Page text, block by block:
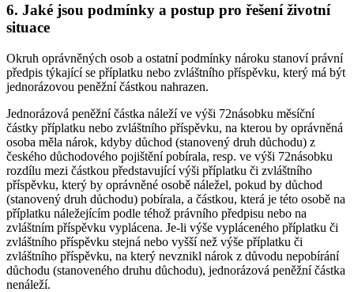
6. Jaké jsou podmínky a postup pro řešení životní
situace
Okruh oprávněných osob a ostatní podmínky nároku stanoví právní
předpis týkající se příplatku nebo zvláštního příspěvku, který má být
jednorázovou peněžní částkou nahrazen.
Jednorázová peněžní částka náleží ve výši 72násobku měsíční
částky příplatku nebo zvláštního příspěvku, na kterou by oprávněná
osoba měla nárok, kdyby důchod (stanovený druh důchodu) z
českého důchodového pojištění pobírala, resp. ve výši 72násobku
rozdílu mezi částkou představující výši příplatku či zvláštního
příspěvku, který by oprávněné osobě náležel, pokud by důchod
(stanovený druh důchodu) pobírala, a částkou, která je této osobě na
příplatku náležejícím podle téhož právního předpisu nebo na
zvláštním příspěvku vyplácena. Je-li výše vypláceného příplatku či
zvláštního příspěvku stejná nebo vyšší než výše příplatku či
zvláštního příspěvku, na který nevznikl nárok z důvodu nepobírání
důchodu (stanoveného druhu důchodu), jednorázová peněžní částka
nenáleží.